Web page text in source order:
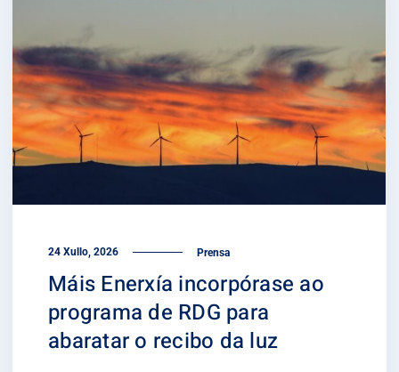
24 Xullo, 2026 Prensa
Máis Enerxía incorpórase ao
programa de RDG para
abaratar o recibo da luz